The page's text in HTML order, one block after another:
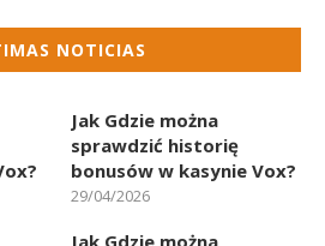
NOTICIAS
Jak Gdzie można
sprawdzić historię
bonusów w kasynie Vox?
29/04/2026